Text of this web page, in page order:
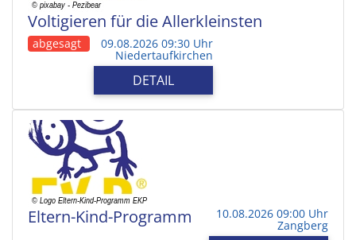
Voltigieren für die Allerkleinsten
abgesagt 09.08.2026 09:30 Uhr
Niedertaufkirchen
DETAIL
Eltern-Kind-Programm 10.08.2026 09:00 Uhr
Zangberg